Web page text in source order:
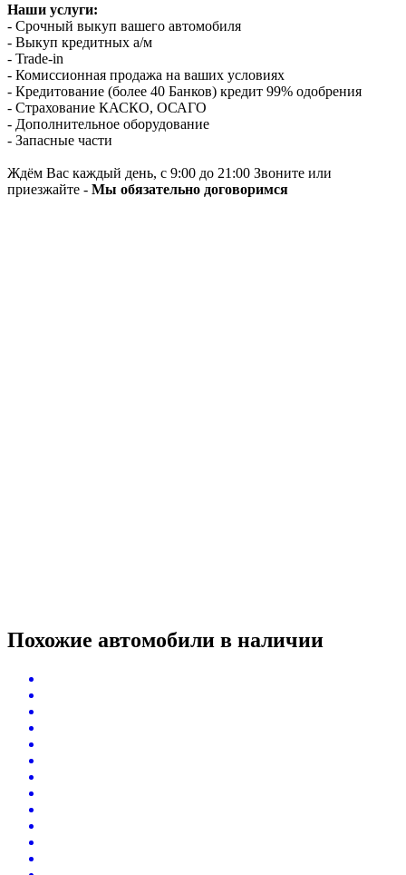
Наши услуги:
- Срочный выкуп вашего автомобиля
- Выкуп кредитных а/м
- Trade-in
- Комиссионная продажа на ваших условиях
- Кредитование (более 40 Банков) кредит 99% одобрения
- Страхование КАСКО, ОСАГО
- Дополнительное оборудование
- Запасные части
Ждём Вас каждый день, с 9:00 до 21:00 Звоните или
приезжайте - Мы обязательно договоримся
Похожие автомобили в наличии